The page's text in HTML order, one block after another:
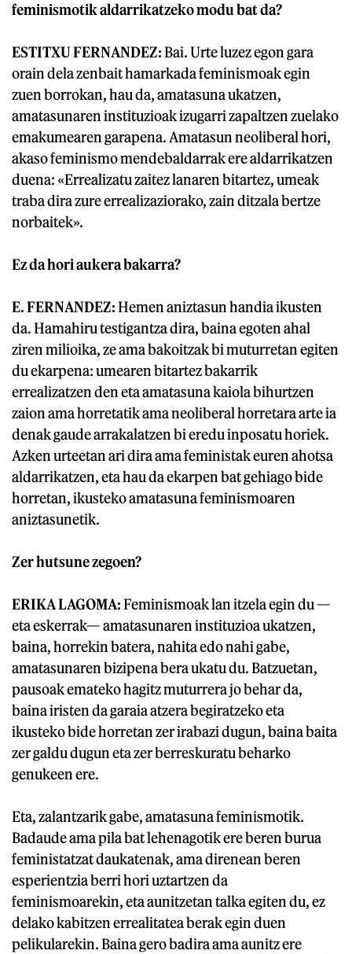
feminismotik aldarrikatzeko modu bat da?
ESTITXU FERNANDEZ:Bai. Urte luzez egon gara
orain dela zenbait hamarkada feminismoak egin
zuen borrokan, hau da, amatasuna ukatzen,
amatasunaren instituzioak izugarri zapaltzen zuelako
emakumearen garapena. Amatasun neoliberal hori,
akaso feminismo mendebaldarrak ere aldarrikatzen
duena: «Errealizatu zaitez lanaren bitartez, umeak
traba dira zure errealizaziorako, zain ditzala bertze
norbaitek».
Ez da hori aukera bakarra?
E. FERNANDEZ:Hemen aniztasun handia ikusten
da. Hamahiru testigantza dira, baina egoten ahal
ziren milioika, ze ama bakoitzak bi muturretan egiten
du ekarpena: umearen bitartez bakarrik
errealizatzen den eta amatasuna kaiola bihurtzen
zaion ama horretatik ama neoliberal horretara arte ia
denak gaude arrakalatzen bi eredu inposatu horiek.
Azken urteetan ari dira ama feministak euren ahotsa
aldarrikatzen, eta hau da ekarpen bat gehiago bide
horretan, ikusteko amatasuna feminismoaren
aniztasunetik.
Zer hutsune zegoen?
ERIKA LAGOMA:Feminismoak lan itzela egin du —
eta eskerrak— amatasunaren instituzioa ukatzen,
baina, horrekin batera, nahita edo nahi gabe,
amatasunaren bizipena bera ukatu du. Batzuetan,
pausoak emateko hagitz muturrera jo behar da,
baina iristen da garaia atzera begiratzeko eta
ikusteko bide horretan zer irabazi dugun, baina baita
zer galdu dugun eta zer berreskuratu beharko
genukeen ere.
Eta, zalantzarik gabe, amatasuna feminismotik.
Badaude ama pila bat lehenagotik ere beren burua
feministatzat daukatenak, ama direnean beren
esperientzia berri hori uztartzen da
feminismoarekin, eta aunitzetan talka egiten du, ez
delako kabitzen errealitatea berak egin duen
pelikularekin. Baina gero badira ama aunitz ere